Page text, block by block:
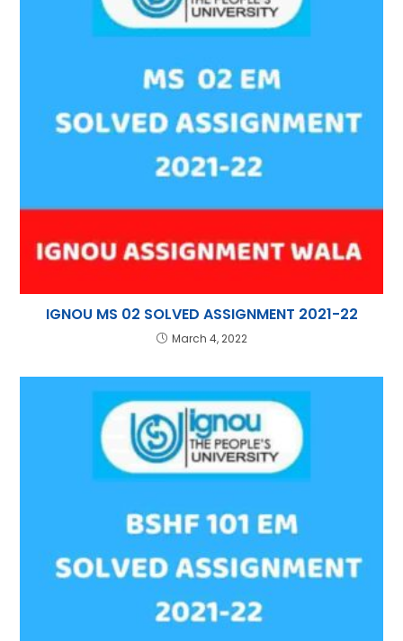
IGNOU MS 02 SOLVED ASSIGNMENT 2021-22
March 4, 2022